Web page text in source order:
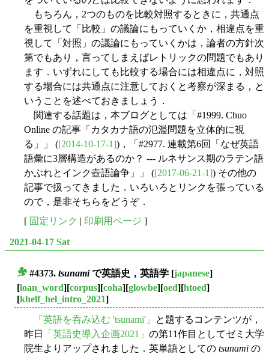
もちろん，2つのものを比較対照するときに，共通点
を重視して「比較」の議論にもっていくか，相違点を重
視して「対照」の議論にもっていくかは，論者の方針次
第でもあり，言ってしまえばレトリックの問題でもあり
ます．いずれにしても比較する場合には相違点に，対照
する場合には共通点に注意しておくと考察が深まる，と
いうことを述べておきましょう．
関連する話題は，本ブログとしては「#1999. Chuo
Online の記事「カタカナ語の氾濫問題を立体的に視
る」」 ([2014-10-17-1])，「#2977. 連載第6回「なぜ英語
語彙に3層構造があるのか？ --- ルネサンス期のラテン語
かぶれとインク壺語論争」」 ([2017-06-21-1]) その他の
記事で扱ってきました．いろいろとリンクを張っている
ので，是非そちらをどうぞ．
[ 固定リンク | 印刷用ページ ]
2021-04-17 Sat
#4373. tsunamiで英語史，英語学 [japanese]
[loan_word][corpus][coha][glowbe][oed][htoed]
[khelf_hel_intro_2021]
「英語を呑み込む 'tsunami'」
と題するコンテンツが，
昨日
「英語史導入企画2021」 の第11作目としてゼミ大学
院生よりアップされました．英単語としての tsunami の